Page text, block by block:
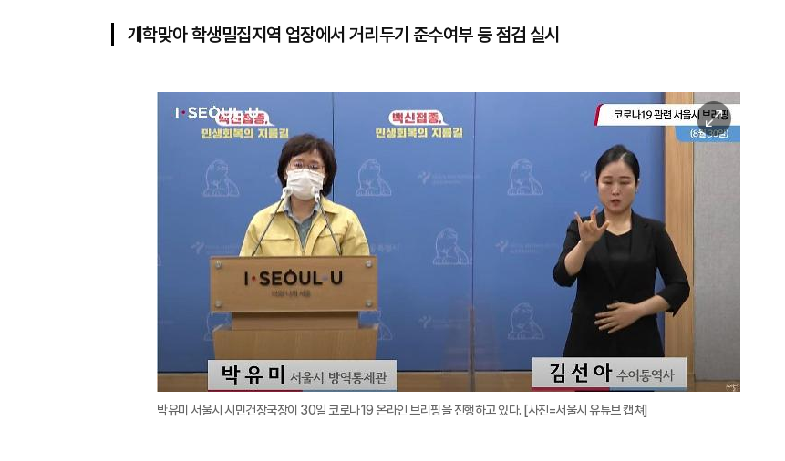
개학맞아 학생밀집지역 업장에서 거리두기 준수여부 등 점검 실시
이
미
박유미 서울시 시민건장국장이 30일 코로나19 온라인 브리핑을 진행하고 있다. [사진=서울시 유튜브 캡쳐]